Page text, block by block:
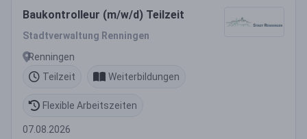
Baukontrolleur (m/w/d) Teilzeit
Stadtverwaltung Renningen
Renningen
Teilzeit
Weiterbildungen
Flexible Arbeitszeiten
07.08.2026